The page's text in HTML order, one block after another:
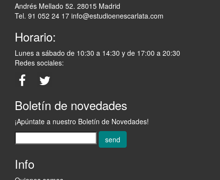
Andrés Mellado 52. 28015 Madrid
Tel. 91 052 24 17 info@estudioenescarlata.com
Horario:
Lunes a sábado de 10:30 a 14:30 y de 17:00 a 20:30
Redes sociales:
Boletín de novedades
¡Apúntate a nuestro Boletín de Novedades!
send
Info